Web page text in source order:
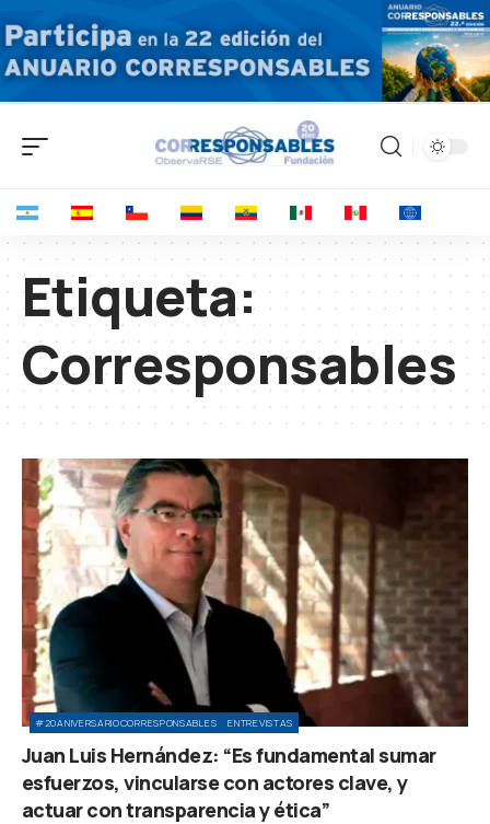
Etiqueta:
Corresponsables
#20ANIVERSARIOCORRESPONSABLES ENTREVISTAS
Juan Luis Hernández: “Es fundamental sumar
esfuerzos, vincularse con actores clave, y
actuar con transparencia y ética”